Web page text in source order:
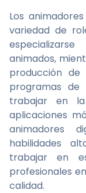
Los
variedad de
animados,
producción
programas de
trabajar en
aplicaciones
animadores
habilidades
trabajar en
profesionales
calidad.